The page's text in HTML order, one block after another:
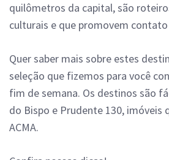
quilômetros da capital, são
culturais e que promovem
Quer saber mais sobre estes
seleção que fizemos para você
fim de semana. Os destinos são
do Bispo e Prudente 130, imóveis
ACMA.